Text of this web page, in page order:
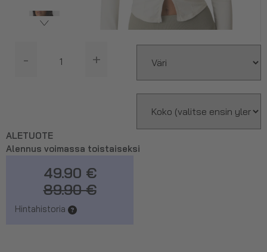
- +
ALETUOTE
Alennus voimassa toistaiseksi
49.90 €
89.90 €
Hintahistoria